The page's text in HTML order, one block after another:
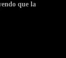
que la